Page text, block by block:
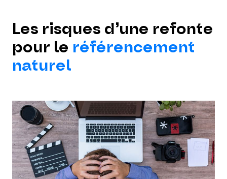
Les risques d’une refonte
pour le référencement
naturel